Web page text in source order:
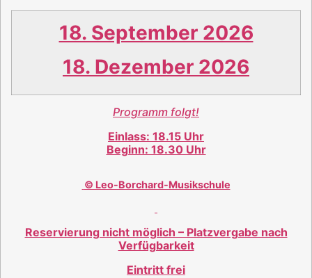
18. September 2026
18. Dezember 2026
Programm folgt!
Einlass: 18.15 Uhr
Beginn: 18.30 Uhr
© Leo-Borchard-Musikschule
Reservierung nicht möglich – Platzvergabe nach
Verfügbarkeit
Eintritt frei